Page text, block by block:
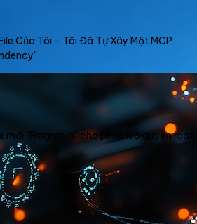
Của Tôi - Tôi Đã Tự Xây Một MCP
mới "Fragnesia" cho phép leo quyền root